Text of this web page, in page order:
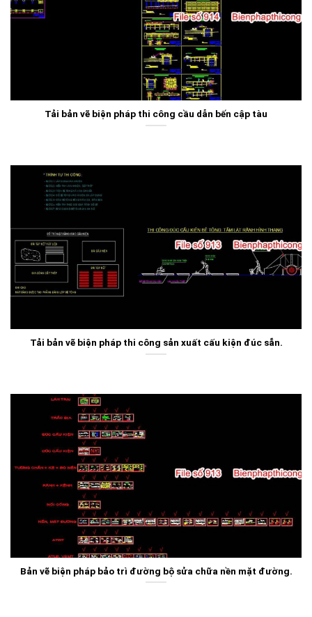
Tải bản vẽ biện pháp thi công cầu dẫn bến cập tàu
Tải bản vẽ biện pháp thi công sản xuất cấu kiện đúc sẵn.
Bản vẽ biện pháp bảo trì đường bộ sửa chữa nền mặt đường.